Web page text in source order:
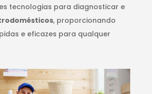
tecnologias para diagnosticar e
, proporcionando
e eficazes para qualquer